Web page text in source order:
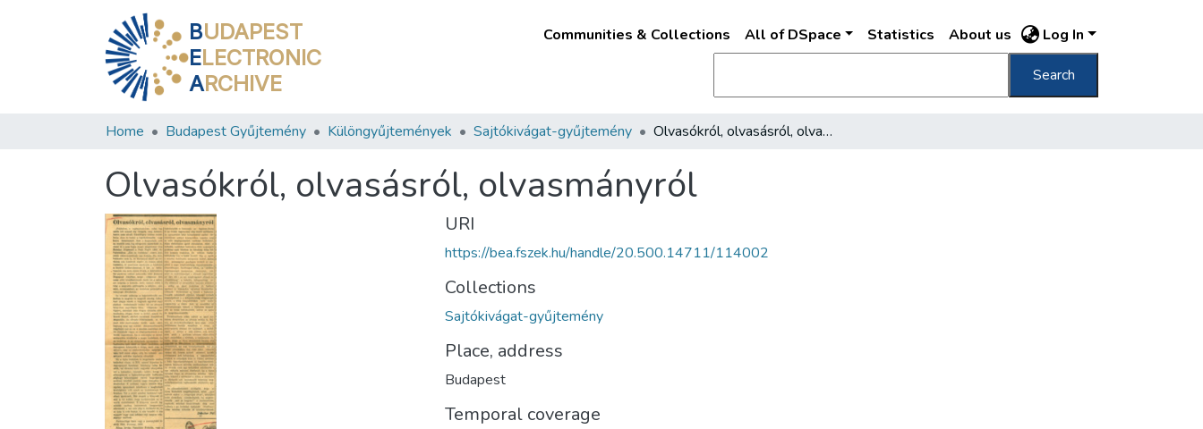
BUDAPEST
ELECTRONIC
ARCHIVE
Communities & Collections All of DSpace Statistics About us Log In
Search
Home Budapest Gyűjtemény Különgyűjtemények Sajtókivágat-gyűjtemény Olvasókról, olvasásról, olvasmányról
Olvasókról, olvasásról, olvasmányról
URI
https://bea.fszek.hu/handle/20.500.14711/114002
Collections
Sajtókivágat-gyűjtemény
Place, address
Budapest
Temporal coverage